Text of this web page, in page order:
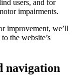
users, and for
impairments.
improvement, we’ll
the website’s
navigation